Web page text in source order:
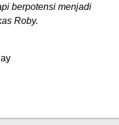
berpotensi menjadi
Roby.